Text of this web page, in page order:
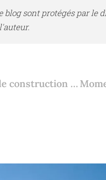
blog sont protégés par le
Emprunter pour une nouvelle construction en Espagne s'avère difficile